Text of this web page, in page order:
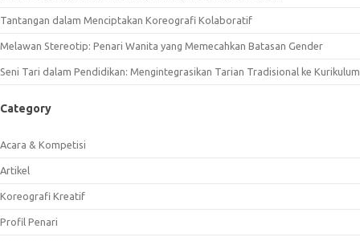
Tantangan dalam Menciptakan Koreografi Kolaboratif
Melawan Stereotip: Penari Wanita yang Memecahkan Batasan Gender
Seni Tari dalam Pendidikan: Mengintegrasikan Tarian Tradisional ke Kurikulum
Category
Acara & Kompetisi
Artikel
Koreografi Kreatif
Profil Penari